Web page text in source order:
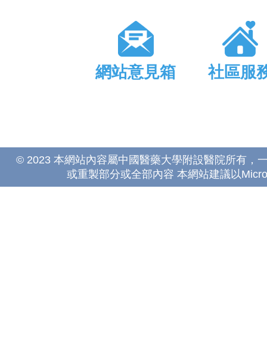
網站意見箱 社區服
© 2023 本網站內容屬中國醫藥大學附設醫院所有，
或重製部分或全部內容 本網站建議以